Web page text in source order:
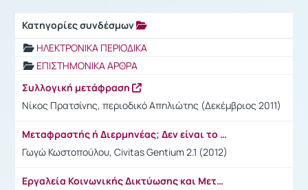
Κατηγορίες συνδέσμων
ΗΛΕΚΤΡΟΝΙΚΑ ΠΕΡΙΟΔΙΚΑ
ΕΠΙΣΤΗΜΟΝΙΚΑ ΑΡΘΡΑ
Συλλογική μετάφραση
Νίκος Πρατσίνης, περιοδικό Απηλιώτης (Δεκέμβριος 2011)
Μεταφραστής ή Διερμηνέας; Δεν είναι το ίδιο! Ορισμένες Απαραίτητες Διευκρινίσεις για δύο Επαγγέλματα με Πολλές Ομοιότητες, αλλά και Διαφορές
Γωγώ Κωστοπούλου, Civitas Gentium 2.1 (2012)
Εργαλεία Κοινωνικής Δικτύωσης και Μεταφραστές: Η Περiπτωση του LinkedIn